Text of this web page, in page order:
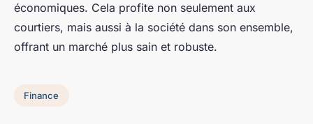
économiques. Cela profite non seulement aux
courtiers, mais aussi à la société dans son ensemble,
offrant un marché plus sain et robuste.
Finance